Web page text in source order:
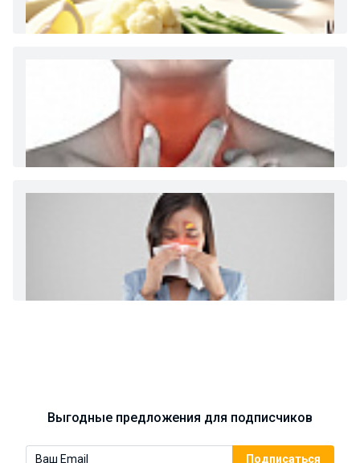
Как и сколько денег можно получить по
Диета 7 стол при заболеваниях почек (острый и
Ларингит: все о ларингите и его лечении. Как
спасти свой голос.
Выгодные предложения для подписчиков